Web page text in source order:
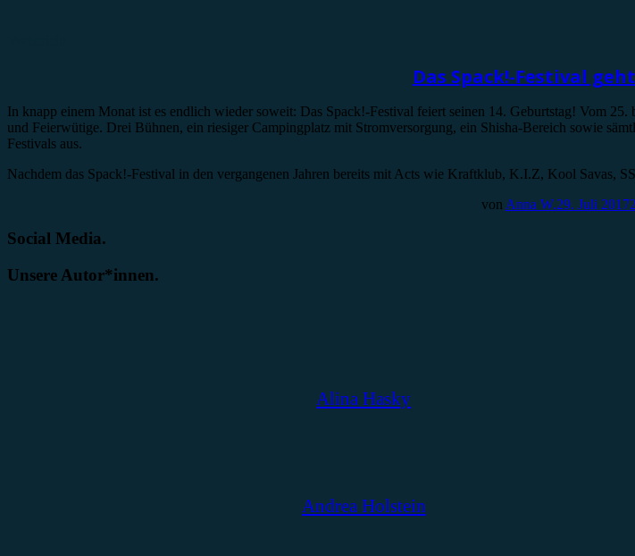
Das Spack!-Festival
In knapp einem Monat ist es endlich wieder soweit: Das Spack!-Festival feiert seinen 14. Geburtstag! Vom
und Feierwütige. Drei Bühnen, ein riesiger Campingplatz mit Stromversorgung, ein Shisha-Bereich sowie
Festivals aus.
Nachdem das Spack!-Festival in den vergangenen Jahren bereits mit Acts wie Kraftklub, K.I.Z, Kool Savas,
von Anna W.29. Juli 2017
Social Media.
Unsere Autor*innen.
Alina Hasky
Andrea Holstein